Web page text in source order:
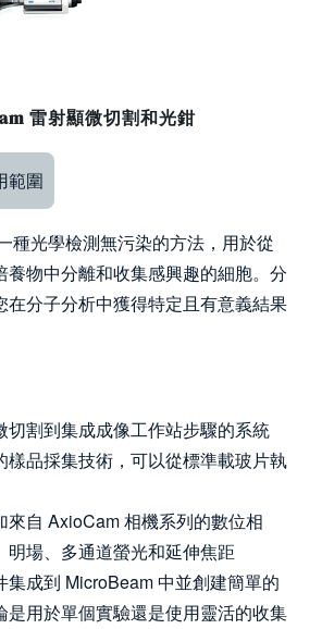
雷射顯微切割和光鉗
to navigate between tabs
範圍
種光學檢測無污染的方法，用於從
養物中分離和收集感興趣的細胞。分
在分子分析中獲得特定且有意義結果
切割到集成成像工作站步驟的系統
樣品採集技術，可以從標準載玻片執
自 AxioCam 相機系列的數位相
明場、多通道螢光和延伸焦距
集成到 MicroBeam 中並創建簡單的
是用於單個實驗還是使用靈活的收集